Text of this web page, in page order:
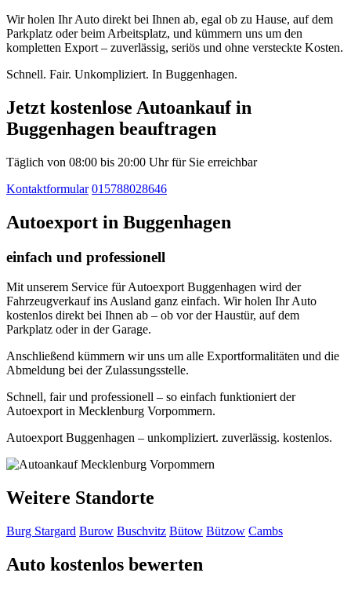
Wir holen Ihr Auto direkt bei Ihnen ab, egal ob zu Hause, auf dem
Parkplatz oder beim Arbeitsplatz, und kümmern uns um den
kompletten Export – zuverlässig, seriös und ohne versteckte Kosten.
Schnell. Fair. Unkompliziert. In Buggenhagen.
Jetzt kostenlose Autoankauf in
Buggenhagen beauftragen
Täglich von 08:00 bis 20:00 Uhr für Sie erreichbar
Kontaktformular 015788028646
Autoexport in Buggenhagen
einfach und professionell
Mit unserem Service für Autoexport Buggenhagen wird der
Fahrzeugverkauf ins Ausland ganz einfach. Wir holen Ihr Auto
kostenlos direkt bei Ihnen ab – ob vor der Haustür, auf dem
Parkplatz oder in der Garage.
Anschließend kümmern wir uns um alle Exportformalitäten und die
Abmeldung bei der Zulassungsstelle.
Schnell, fair und professionell – so einfach funktioniert der
Autoexport in Mecklenburg Vorpommern.
Autoexport Buggenhagen – unkompliziert. zuverlässig. kostenlos.
Weitere Standorte
Burg Stargard Burow Buschvitz Bütow Bützow Cambs
Auto kostenlos bewerten